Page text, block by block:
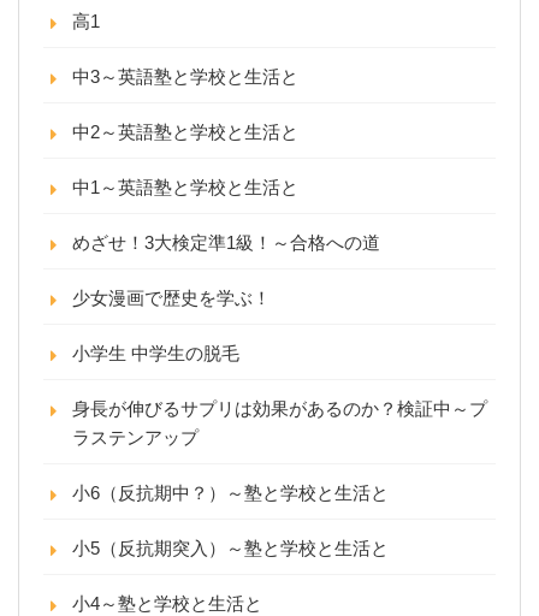
高1
中3～英語塾と学校と生活と
中2～英語塾と学校と生活と
中1～英語塾と学校と生活と
めざせ！3大検定準1級！～合格への道
少女漫画で歴史を学ぶ！
小学生 中学生の脱毛
身長が伸びるサプリは効果があるのか？検証中～プ
ラステンアップ
小6（反抗期中？）～塾と学校と生活と
小5（反抗期突入）～塾と学校と生活と
小4～塾と学校と生活と